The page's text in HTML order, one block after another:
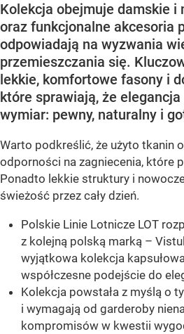
Kolekcja obejmuje damskie i
oraz funkcjonalne akcesoria
odpowiadają na wyzwania
przemieszczania się.
lekkie, komfortowe fasony i
które sprawiają, że
wymiar: pewny, naturalny i
Warto podkreślić, że użyto tkanin
odporności na zagniecenia, które
Ponadto lekkie struktury i
świeżość przez cały dzień.
Polskie Linie Lotnicze LOT
z kolejną polską marką –
wyjątkowa kolekcja
współczesne podejście do
Kolekcja powstała z myślą o
i wymagają od garderoby
kompromisów w kwestii